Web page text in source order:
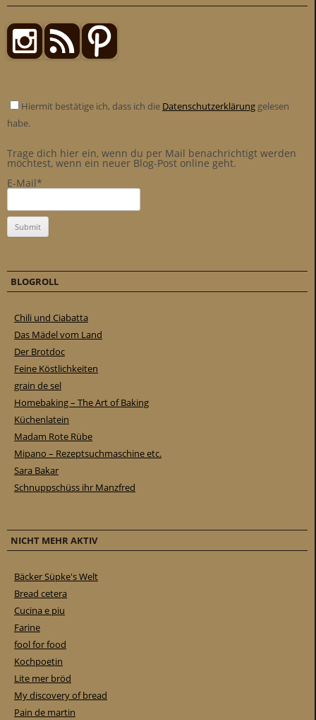
Hiermit bestätige ich, dass ich die Datenschutzerklärung gelesen
habe.
Trage dich hier ein, wenn du per Mail benachrichtigt werden
möchtest, wenn ein neuer Blog-Post online geht.
E-Mail*
BLOGROLL
Chili und Ciabatta
Das Mädel vom Land
Der Brotdoc
Feine Köstlichkeiten
grain de sel
Homebaking – The Art of Baking
Küchenlatein
Madam Rote Rübe
Mipano – Rezeptsuchmaschine etc.
Sara Bakar
Schnuppschüss ihr Manzfred
NICHT MEHR AKTIV
Bäcker Süpke's Welt
Bread cetera
Cucina e piu
Farine
fool for food
Kochpoetin
Lite mer bröd
My discovery of bread
Pain de martin